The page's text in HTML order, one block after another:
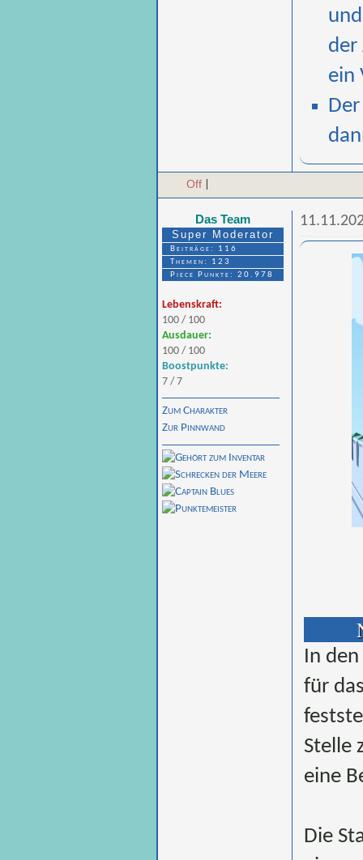
der
ein
Off
Das Team
Super Moderator
Beiträge: 116
Themen: 123
Piece Punkte: 20.978
Lebenskraft:
100 / 100
Ausdauer:
100 / 100
Boostpunkte:
7 / 7
Zum Charakter
Zur Pinnwand
In
für
Stelle
eine
Die